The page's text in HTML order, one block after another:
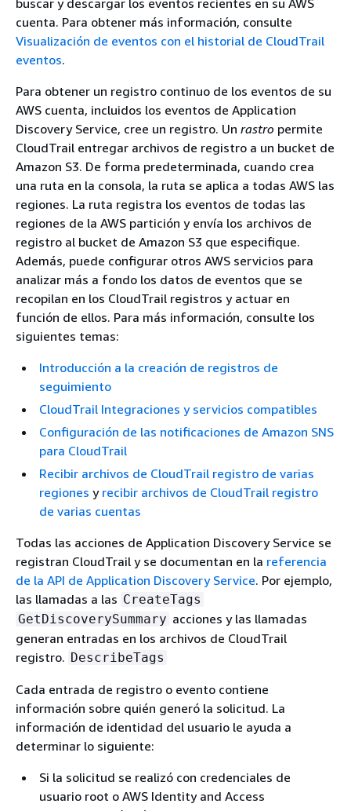
cuenta. Para obtener más información, consulte
Visualización de eventos con el historial de CloudTrail
eventos.
Para obtener un registro continuo de los eventos de su
AWS cuenta, incluidos los eventos de Application
Discovery Service, cree un registro. Un rastro permite
CloudTrail entregar archivos de registro a un bucket de
Amazon S3. De forma predeterminada, cuando crea
una ruta en la consola, la ruta se aplica a todas AWS las
regiones. La ruta registra los eventos de todas las
regiones de la AWS partición y envía los archivos de
registro al bucket de Amazon S3 que especifique.
Además, puede configurar otros AWS servicios para
analizar más a fondo los datos de eventos que se
recopilan en los CloudTrail registros y actuar en
función de ellos. Para más información, consulte los
siguientes temas:
Introducción a la creación de registros de
seguimiento
CloudTrail Integraciones y servicios compatibles
Configuración de las notificaciones de Amazon SNS
para CloudTrail
Recibir archivos de CloudTrail registro de varias
regiones y recibir archivos de CloudTrail registro
de varias cuentas
Todas las acciones de Application Discovery Service se
registran CloudTrail y se documentan en la referencia
de la API de Application Discovery Service. Por ejemplo,
las llamadas a las CreateTags
GetDiscoverySummary acciones y las llamadas
generan entradas en los archivos de CloudTrail
registro. DescribeTags
Cada entrada de registro o evento contiene
información sobre quién generó la solicitud. La
información de identidad del usuario le ayuda a
determinar lo siguiente:
Si la solicitud se realizó con credenciales de
usuario root o AWS Identity and Access